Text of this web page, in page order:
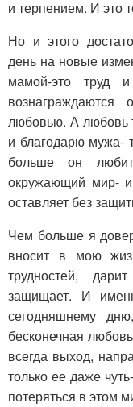
и терпением. И это
Но и этого
день на новые
мамой-это труд
любовью. А любовь
и благодарю мужа-
больше он
окружающий мир-
оставляет без
Чем больше я
вносит в мою
трудностей,
защищает. И
сегодняшнему
бесконечная
всегда выход,
только ее даже
потеряться в этом